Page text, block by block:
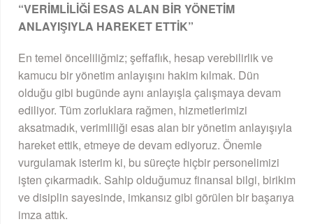
“VERİMLİLİĞİ ESAS ALAN BİR YÖNETİM
ANLAYIŞIYLA HAREKET ETTİK”
En temel önceliliğmiz; şeffaflık, hesap verebilirlik ve
kamucu bir yönetim anlayışını hakim kılmak. Dün
olduğu gibi bugünde aynı anlayışla çalışmaya devam
ediliyor. Tüm zorluklara rağmen, hizmetlerimizi
aksatmadık, verimliliği esas alan bir yönetim anlayışıyla
hareket ettik, etmeye de devam ediyoruz. Önemle
vurgulamak isterim ki, bu süreçte hiçbir personelimizi
işten çıkarmadık. Sahip olduğumuz finansal bilgi, birikim
ve disiplin sayesinde, imkansız gibi görülen bir başarıya
imza attık.